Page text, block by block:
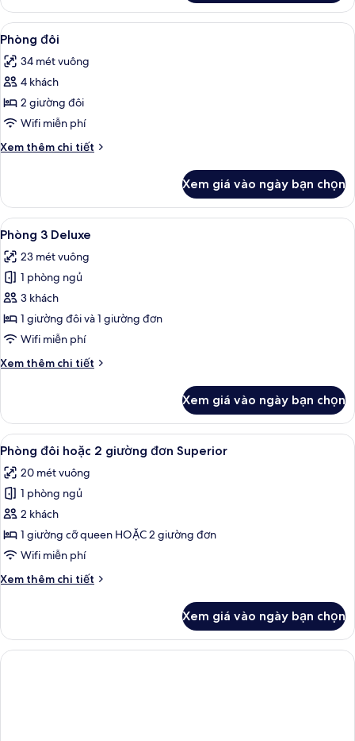
Phòng
Suite
(Prestige)
Xem
tất
cả
ảnh
Phòng
đôi
Két bảo mật tại phòng, bàn, phòng
12
Phòng đôi
34 mét vuông
4 khách
2 giường đôi
Wifi miễn phí
Xem thêm chi tiết
Chi
Phòng
đôi
Xem giá vào ngày bạn chọn
Xem
tất
cả
ảnh
Phòng
3
Deluxe
Phòng 3 Deluxe | Két bảo mật tại
6
Phòng 3 Deluxe
23 mét vuông
1 phòng ngủ
3 khách
1 giường đôi và 1 giường đơn
Wifi miễn phí
Xem thêm chi tiết
Chi
Phòng
Deluxe
Xem giá vào ngày bạn chọn
Xem
tất
cả
ảnh
Phòng
đôi
hoặc
giường
Phòng đôi hoặc 2 giường đơn
6
Phòng đôi hoặc 2 giường đơn Superior
20 mét vuông
1 phòng ngủ
2 khách
1 giường cỡ queen HOẶC 2 giường đơn
Wifi miễn phí
Xem thêm chi tiết
Chi
Phòng
đôi
hoặc
Xem giá vào ngày bạn chọn